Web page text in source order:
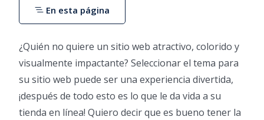
¿Quién no quiere un sitio web atractivo, colorido y
visualmente impactante? Seleccionar el tema para
su sitio web puede ser una experiencia divertida,
¡después de todo esto es lo que le da vida a su
tienda en línea! Quiero decir que es bueno tener la
En esta página